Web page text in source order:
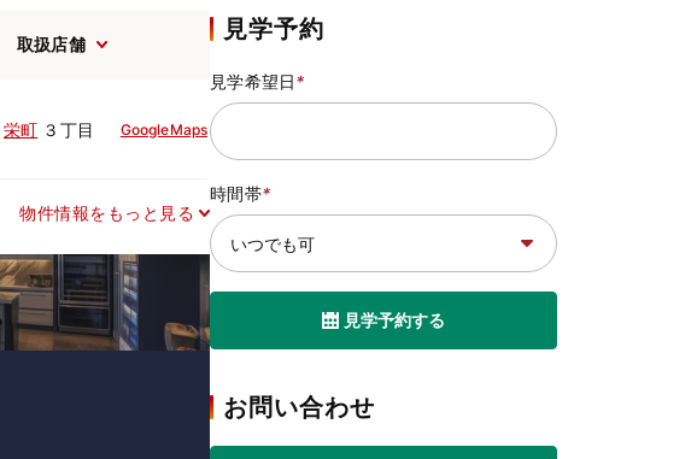
取扱店舗
栄町 ３丁目 GoogleMaps
物件情報をもっと見る
見学予約
見学希望日*
時間帯*
見学予約する
お問い合わせ